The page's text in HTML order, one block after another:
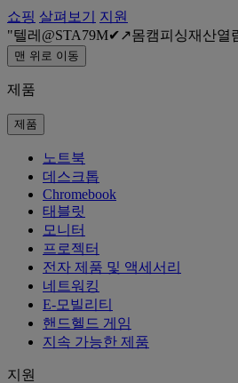
쇼핑 살펴보기
지원
텔레@STA79M✔↗몸캠피싱재산열
맨 위로 이동
제품
제품
노트북
데스크톱
Chromebook
태블릿
모니터
프로젝터
전자 제품 및 액세서리
네트워킹
E-모빌리티
핸드헬드 게임
지속 가능한 제품
지원